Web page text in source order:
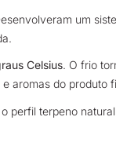
um
Celsius. O frio
aromas do produto
perfil terpeno